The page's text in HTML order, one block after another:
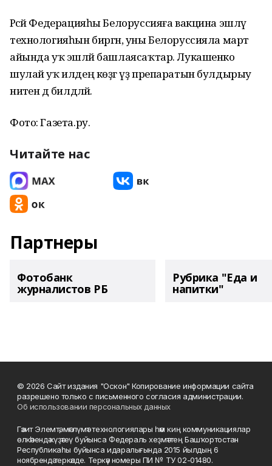
Рәсәй Федерацияһы Белоруссияға вакцина эшләү
технологияһын биргән, уны Белоруссияла март
айында уҡ эшләй башлаясаҡтар. Лукашенко
шулай уҡ илдең көҙгә үҙ препаратын булдырыу
ниәтен дә билдәләй.
Фото: Газета.ру.
Читайте нас
Партнеры
Фотобанк
журналистов РБ
Рубрика "Еда и
напитки"
© 2026 Сайт издания "Оскон" Копирование информации сайта
разрешено только с письменного согласия администрации.
Об использовании персональных данных
Гәзит Элемтә, мәғлүмәт технологиялары һәм киң коммуникациялар
өлкәһендә күҙәтеү буйынса Федераль хеҙмәттең Башҡортостан
Республикаһы буйынса идаралығында 2015 йылдың 6
ноябрендә теркәлде. Теркәү номеры ПИ № ТУ 02-01480.